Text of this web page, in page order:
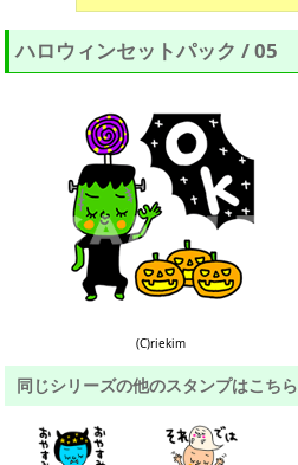
ハロウィンセットパック / 05
(C)riekim
同じシリーズの他のスタンプはこちら